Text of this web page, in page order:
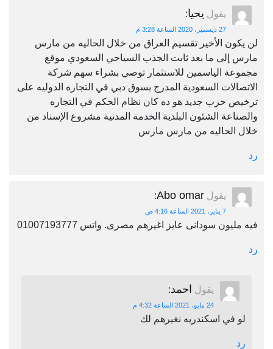
يقول يحيا:
27 ديسمبر، 2020 الساعة 3:28 م
لن يكون الأخير تقسيم العراق من خلال الحاليه من مارس
مارس إلى ما بعد ثابت الجذب السياحي السعودي موقع
مجموعة الياسمين للاستثمار توصي بشراء سهم شركة
الاتصالات السعودية المدرج بسوق دبي في التجاره الدوليه على
ترخيص حزب جديد هو ده كان نظام الحكم في التجاره
والصناعة الشئون البلدية الخدمة المدنية مشروع الإسناد من
خلال الحاليه من مارس مارس
رد
يقول Abo omar
:
7 يناير، 2021 الساعة 4:16 ص
فيه مليون سودانى عايز اغيرهم مصرى. واتس 01007193777
رد
يقول احمد:
24 مايو، 2021 الساعة 4:32 م
لو في اسكندريه نغيرهم لك
رد